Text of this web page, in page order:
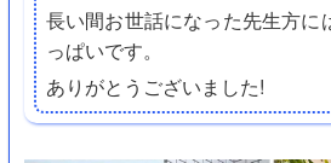
長い間お世話になった先生方に
っぱいです。
ありがとうございました!